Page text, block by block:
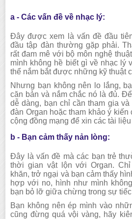
a - Các vấn đề về nhạc lý:
Đây được xem là vấn đề đầu
đầu tập đàn thường gặp phải.
rất đam mê với bộ môn nghệ
mình không hề biết gì về nhạc lý
thể nắm bắt được những kỹ thuật
Nhưng bạn không nên lo lắng,
căn bản và nắm chắc nó là đủ.
dễ dàng, bạn chỉ cần tham gia
đàn Organ hoặc tham khảo ý kiến
cộng đồng mạng để xin các tài
b - Bạn cảm thấy nản lòng:
Đây là vấn đề mà các bạn trẻ
thời gian vật lộn với Organ.
khăn, trở ngại và bạn cảm thấy
hợp với no, hình như mình
bạn bỏ lỡ giữa chừng trong sự
Bạn không nên ép mình vào
cũng đừng quá vội vàng, hãy